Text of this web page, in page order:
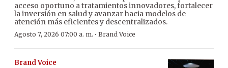
acceso oportuno a tratamientos innovadores, fortalecer
la inversión en salud y avanzar hacia modelos de
atención más eficientes y descentralizados.
Agosto 7, 2026 07:00 a. m. · Brand Voice
Brand Voice